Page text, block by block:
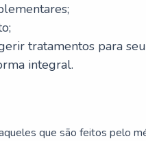
tratamentos para
integral.
que são feitos pelo